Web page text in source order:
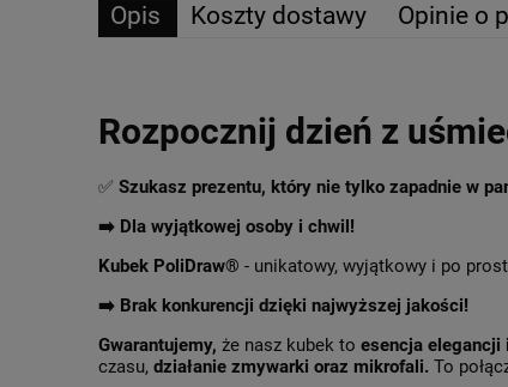
Opis Koszty dostawy Opinie o
Rozpocznij dzień z
✅ Szukasz prezentu, który nie tylko zapadnie w
➡️ Dla wyjątkowej osoby i chwil!
Kubek PoliDraw® - unikatowy, wyjątkowy i po
➡️ Brak konkurencji dzięki najwyższej jakości!
Gwarantujemy, że nasz kubek to esencja elegancji
czasu, działanie zmywarki oraz mikrofali. To